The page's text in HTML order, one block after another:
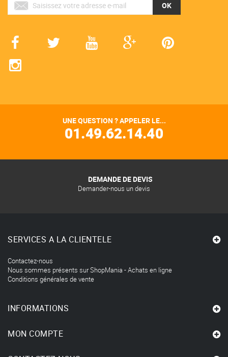
OK
UNE QUESTION ? APPELER LE...
01.49.62.14.40
DEMANDE DE DEVIS
Demander-nous un devis
SERVICES A LA CLIENTELE
Contactez-nous
Nous sommes présents sur ShopMania - Achats en ligne
Conditions générales de vente
INFORMATIONS
MON COMPTE